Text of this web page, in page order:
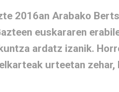
2016an Arabako
euskararen
ardatz izanik.
urteetan